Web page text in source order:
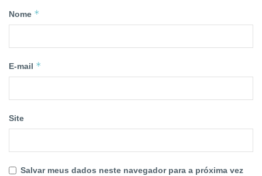
Nome *
E-mail *
Site
Salvar meus dados neste navegador para a próxima vez